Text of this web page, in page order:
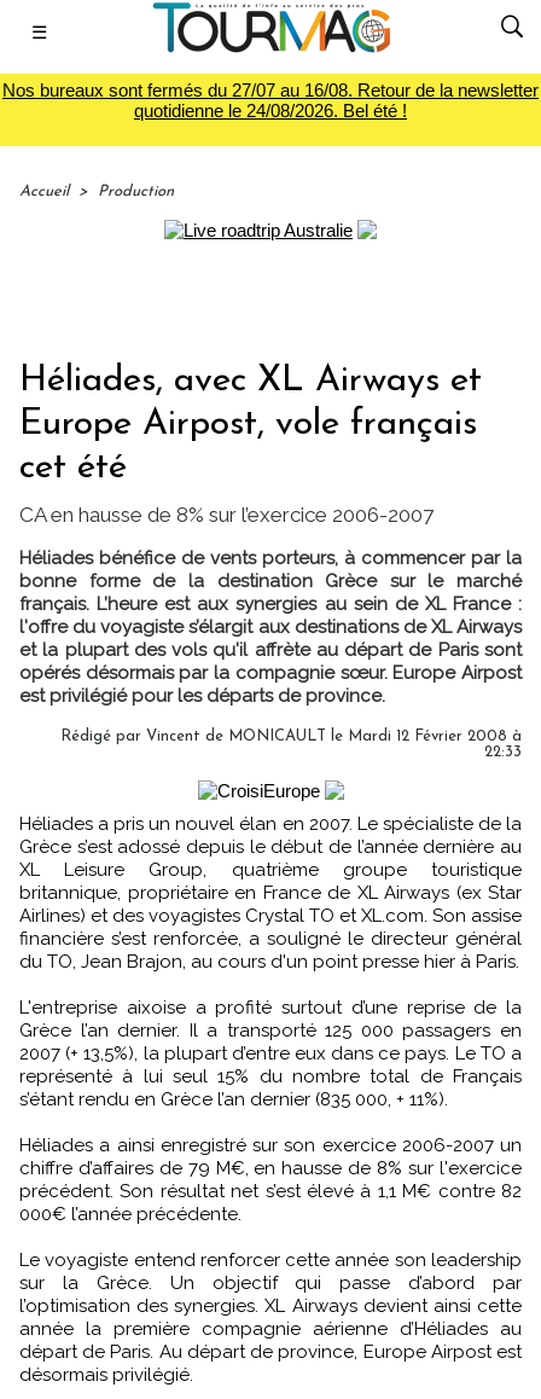
☰
Nos bureaux sont fermés du 27/07 au 16/08. Retour de la newsletter
quotidienne le 24/08/2026. Bel été !
Accueil > Production
Héliades, avec XL Airways et
Europe Airpost, vole français
cet été
CA en hausse de 8% sur l’exercice 2006-2007
Héliades bénéfice de vents porteurs, à commencer par la
bonne forme de la destination Grèce sur le marché
français. L’heure est aux synergies au sein de XL France :
l'offre du voyagiste s’élargit aux destinations de XL Airways
et la plupart des vols qu'il affrète au départ de Paris sont
opérés désormais par la compagnie sœur. Europe Airpost
est privilégié pour les départs de province.
Rédigé par Vincent de MONICAULT le Mardi 12 Février 2008 à
22:33
Héliades a pris un nouvel élan en 2007. Le spécialiste de la
Grèce s’est adossé depuis le début de l’année dernière au
XL Leisure Group, quatrième groupe touristique
britannique, propriétaire en France de XL Airways (ex Star
Airlines) et des voyagistes Crystal TO et XL.com. Son assise
financière s’est renforcée, a souligné le directeur général
du TO, Jean Brajon, au cours d'un point presse hier à Paris.
L'entreprise aixoise a profité surtout d’une reprise de la
Grèce l’an dernier. Il a transporté 125 000 passagers en
2007 (+ 13,5%), la plupart d’entre eux dans ce pays. Le TO a
représenté à lui seul 15% du nombre total de Français
s’étant rendu en Grèce l’an dernier (835 000, + 11%).
Héliades a ainsi enregistré sur son exercice 2006-2007 un
chiffre d’affaires de 79 M€, en hausse de 8% sur l'exercice
précédent. Son résultat net s’est élevé à 1,1 M€ contre 82
000€ l’année précédente.
Le voyagiste entend renforcer cette année son leadership
sur la Grèce. Un objectif qui passe d’abord par
l’optimisation des synergies. XL Airways devient ainsi cette
année la première compagnie aérienne d’Héliades au
départ de Paris. Au départ de province, Europe Airpost est
désormais privilégié.